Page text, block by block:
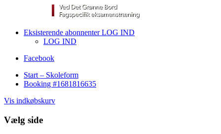
Eksisterende abonnenter LOG IND
LOG IND
Facebook
Start – Skoleform
Booking #1681816635
Vis indkøbskurv
Vælg side